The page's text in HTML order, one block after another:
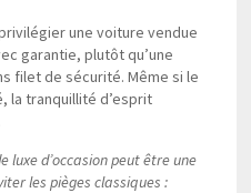
une voiture vendue
garantie, plutôt qu’une
filet de sécurité. Même si le
la tranquillité d’esprit
luxe d’occasion peut être une
les pièges classiques :